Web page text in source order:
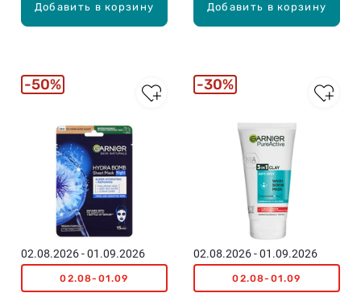
Добавить в корзину Добавить в корзину
02.08.2026 - 01.09.2026
02.08-01.09
50%
02.08.2026 - 01.09.2026
02.08-01.09
30%